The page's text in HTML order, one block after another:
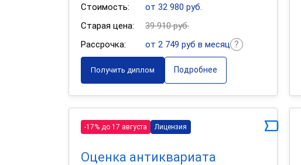
Стоимость:
от 32 980 руб.
Старая цена:
39 910 руб.
Рассрочка:
от 2 749 руб в месяц
Получить диплом Подробнее
-17% до 17 августа Лицензия
Оценка антиквариата